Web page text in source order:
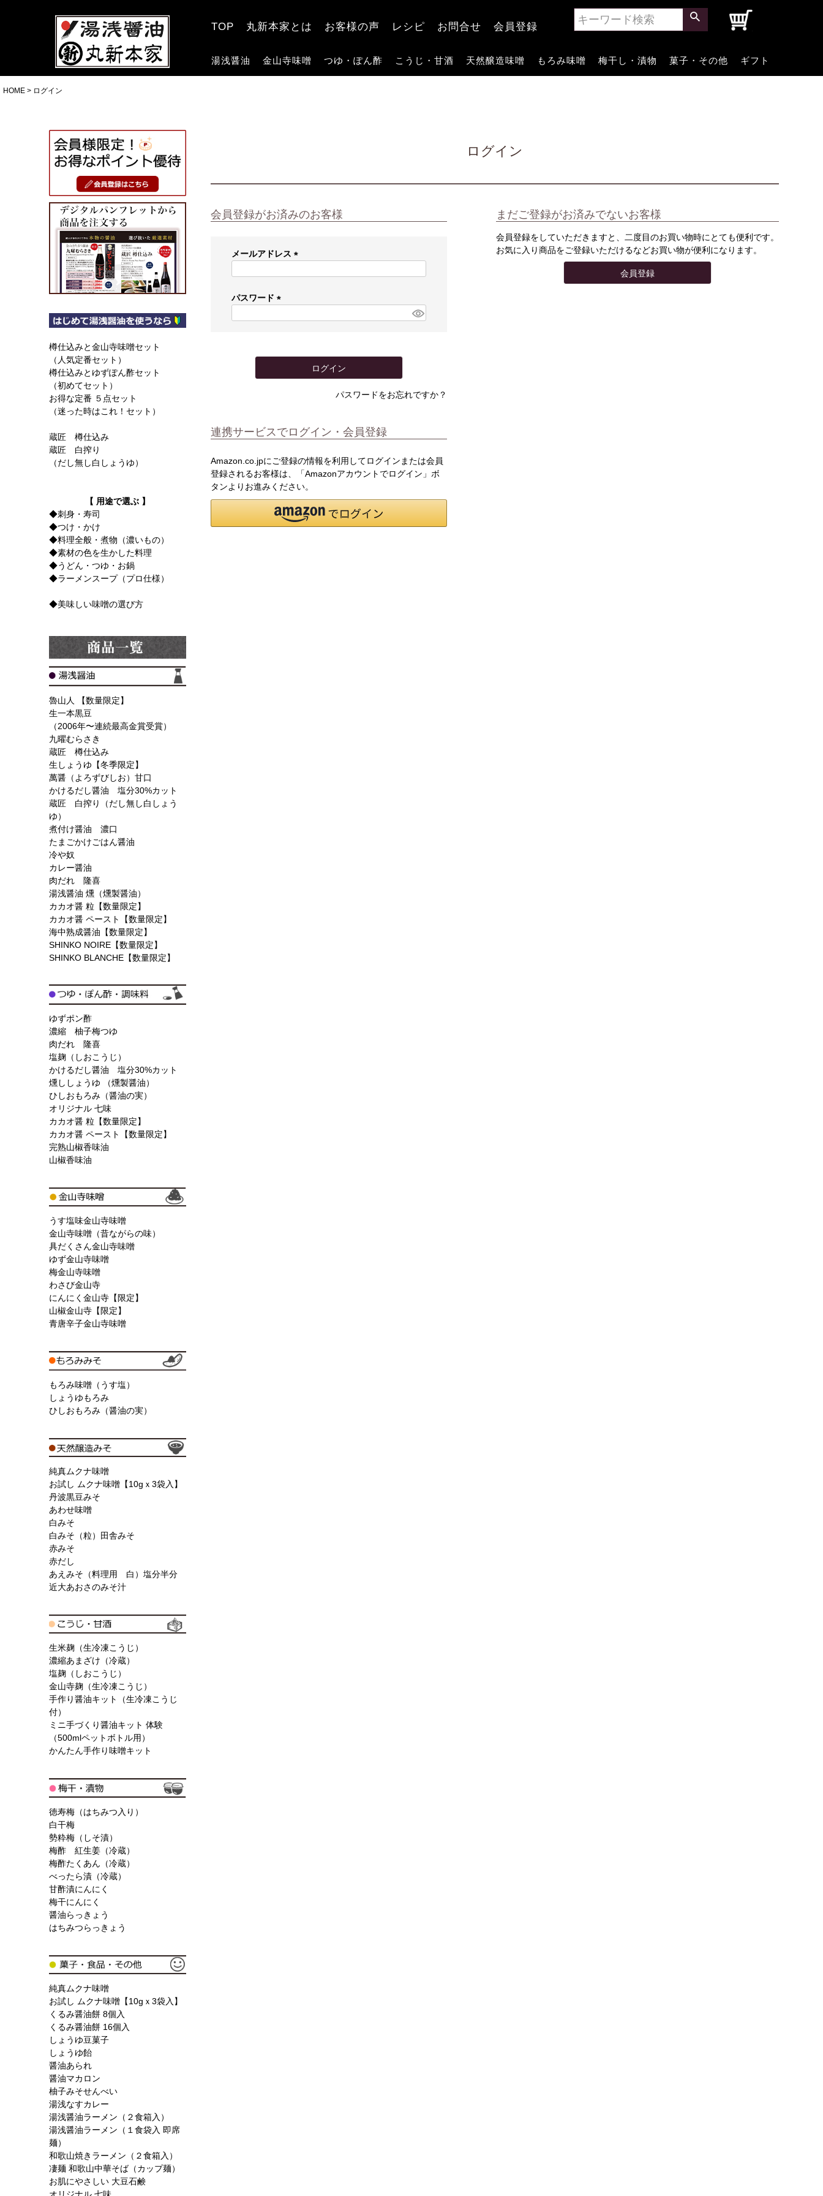
TOP 丸新本家とは お客様の声 レシピ お問合せ 会員登録
湯浅醤油 金山寺味噌 つゆ・ぽん酢 こうじ・甘酒 天然醸造味噌 もろみ味噌 梅干し・漬物 菓子・その他 ギフト
HOME ログイン
樽仕込みと金山寺味噌セット
（人気定番セット）
樽仕込みとゆずぽん酢セット
（初めてセット）
お得な定番 ５点セット
（迷った時はこれ！セット）
蔵匠 樽仕込み
蔵匠 白搾り
（だし無し白しょうゆ）
【 用途で選ぶ 】
◆刺身・寿司
◆つけ・かけ
◆料理全般・煮物（濃いもの）
◆素材の色を生かした料理
◆うどん・つゆ・お鍋
◆ラーメンスープ（プロ仕様）
◆美味しい味噌の選び方
魯山人 【数量限定】
生一本黒豆
（2006年〜連続最高金賞受賞）
九曜むらさき
蔵匠 樽仕込み
生しょうゆ【冬季限定】
萬醤（よろずびしお）甘口
かけるだし醤油 塩分30%カット
蔵匠 白搾り（だし無し白しょう
ゆ）
煮付け醤油 濃口
たまごかけごはん醤油
冷や奴
カレー醤油
肉だれ 隆喜
湯浅醤油 燻（燻製醤油）
カカオ醤 粒【数量限定】
カカオ醤 ペースト【数量限定】
海中熟成醤油【数量限定】
SHINKO NOIRE【数量限定】
SHINKO BLANCHE【数量限定】
ゆずポン酢
濃縮 柚子梅つゆ
肉だれ 隆喜
塩麹（しおこうじ）
かけるだし醤油 塩分30%カット
燻ししょうゆ （燻製醤油）
ひしおもろみ（醤油の実）
オリジナル 七味
カカオ醤 粒【数量限定】
カカオ醤 ペースト【数量限定】
完熟山椒香味油
山椒香味油
うす塩味金山寺味噌
金山寺味噌（昔ながらの味）
具だくさん金山寺味噌
ゆず金山寺味噌
梅金山寺味噌
わさび金山寺
にんにく金山寺【限定】
山椒金山寺【限定】
青唐辛子金山寺味噌
もろみ味噌（うす塩）
しょうゆもろみ
ひしおもろみ（醤油の実）
純真ムクナ味噌
お試し ムクナ味噌【10gｘ3袋入】
丹波黒豆みそ
あわせ味噌
白みそ
白みそ（粒）田舎みそ
赤みそ
赤だし
あえみそ（料理用 白）塩分半分
近大あおさのみそ汁
生米麹（生冷凍こうじ）
濃縮あまざけ（冷蔵）
塩麹（しおこうじ）
金山寺麹（生冷凍こうじ）
手作り醤油キット（生冷凍こうじ
付）
ミニ手づくり醤油キット 体験
（500mlペットボトル用）
かんたん手作り味噌キット
徳寿梅（はちみつ入り）
白干梅
勢粋梅（しそ漬）
梅酢 紅生姜（冷蔵）
梅酢たくあん（冷蔵）
べったら漬（冷蔵）
甘酢漬にんにく
梅干にんにく
醤油らっきょう
はちみつらっきょう
純真ムクナ味噌
お試し ムクナ味噌【10gｘ3袋入】
くるみ醤油餅 8個入
くるみ醤油餅 16個入
しょうゆ豆菓子
しょうゆ飴
醤油あられ
醤油マカロン
柚子みそせんべい
湯浅なすカレー
湯浅醤油ラーメン（２食箱入）
湯浅醤油ラーメン（１食袋入 即席
麺）
和歌山焼きラーメン（２食箱入）
凄麺 和歌山中華そば（カップ麺）
お肌にやさしい 大豆石鹸
ログイン
会員登録がお済みのお客様
メールアドレス
)
パスワード
ログイン
パスワードをお忘れですか？
連携サービスでログイン・会員登録
Amazon.co.jpにご登録の情報を利用してログインまたは会員
登録されるお客様は、「Amazonアカウントでログイン」ボ
タンよりお進みください。
まだご登録がお済みでないお客様
会員登録をしていただきますと、二度目のお買い物時にとても便利です。
お気に入り商品をご登録いただけるなどお買い物が便利になります。
会員登録